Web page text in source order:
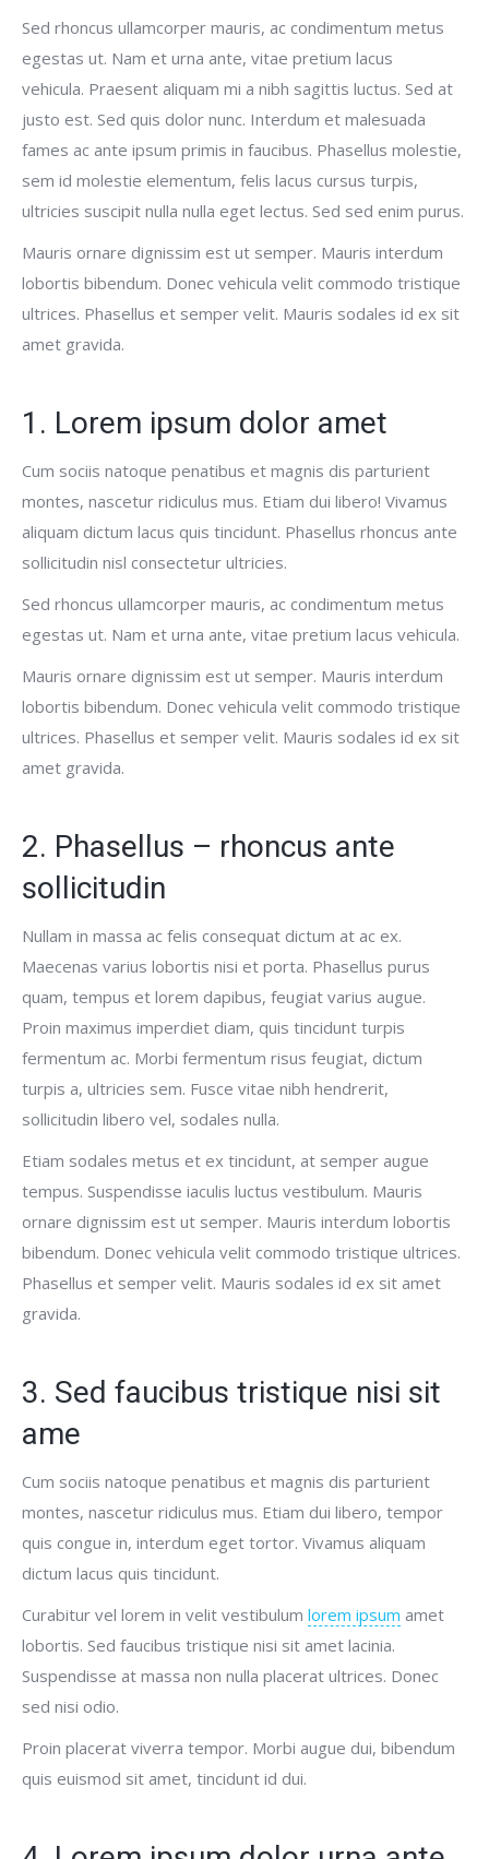
Sed rhoncus ullamcorper mauris, ac condimentum metus
egestas ut. Nam et urna ante, vitae pretium lacus
vehicula. Praesent aliquam mi a nibh sagittis luctus. Sed at
justo est. Sed quis dolor nunc. Interdum et malesuada
fames ac ante ipsum primis in faucibus. Phasellus molestie,
sem id molestie elementum, felis lacus cursus turpis,
ultricies suscipit nulla nulla eget lectus. Sed sed enim purus.
Mauris ornare dignissim est ut semper. Mauris interdum
lobortis bibendum. Donec vehicula velit commodo tristique
ultrices. Phasellus et semper velit. Mauris sodales id ex sit
amet gravida.
1. Lorem ipsum dolor amet
Cum sociis natoque penatibus et magnis dis parturient
montes, nascetur ridiculus mus. Etiam dui libero! Vivamus
aliquam dictum lacus quis tincidunt. Phasellus rhoncus ante
sollicitudin nisl consectetur ultricies.
Sed rhoncus ullamcorper mauris, ac condimentum metus
egestas ut. Nam et urna ante, vitae pretium lacus vehicula.
Mauris ornare dignissim est ut semper. Mauris interdum
lobortis bibendum. Donec vehicula velit commodo tristique
ultrices. Phasellus et semper velit. Mauris sodales id ex sit
amet gravida.
2. Phasellus – rhoncus ante
sollicitudin
Nullam in massa ac felis consequat dictum at ac ex.
Maecenas varius lobortis nisi et porta. Phasellus purus
quam, tempus et lorem dapibus, feugiat varius augue.
Proin maximus imperdiet diam, quis tincidunt turpis
fermentum ac. Morbi fermentum risus feugiat, dictum
turpis a, ultricies sem. Fusce vitae nibh hendrerit,
sollicitudin libero vel, sodales nulla.
Etiam sodales metus et ex tincidunt, at semper augue
tempus. Suspendisse iaculis luctus vestibulum. Mauris
ornare dignissim est ut semper. Mauris interdum lobortis
bibendum. Donec vehicula velit commodo tristique ultrices.
Phasellus et semper velit. Mauris sodales id ex sit amet
gravida.
3. Sed faucibus tristique nisi sit
ame
Cum sociis natoque penatibus et magnis dis parturient
montes, nascetur ridiculus mus. Etiam dui libero, tempor
quis congue in, interdum eget tortor. Vivamus aliquam
dictum lacus quis tincidunt.
Curabitur vel lorem in velit vestibulum lorem ipsum amet
lobortis. Sed faucibus tristique nisi sit amet lacinia.
Suspendisse at massa non nulla placerat ultrices. Donec
sed nisi odio.
Proin placerat viverra tempor. Morbi augue dui, bibendum
quis euismod sit amet, tincidunt id dui.